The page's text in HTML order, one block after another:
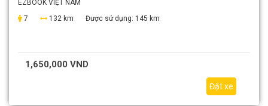
EZBOOK VIỆT NAM
7
132 km Được sử dụng: 145 km
1,650,000 VND
Đặt xe